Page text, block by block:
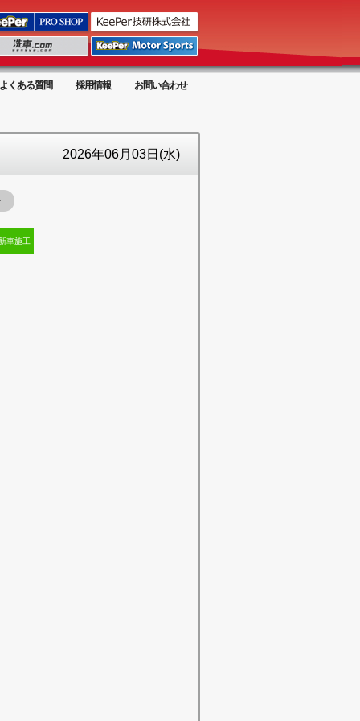
くある質問 採用情報 お問い合わせ
2026年06月03日(水)
車施工